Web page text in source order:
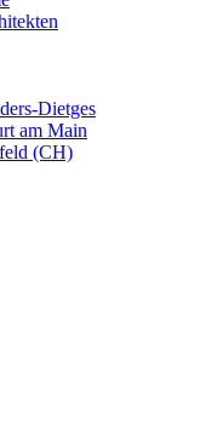
Dietges
am Main
(CH)